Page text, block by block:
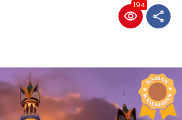
194